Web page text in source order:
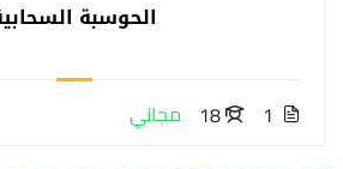
الحوسبة
1
18 مجاني